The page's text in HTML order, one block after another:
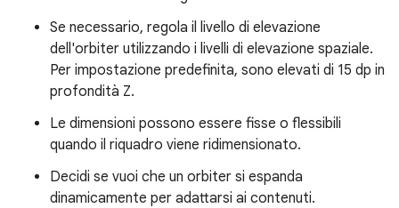
Se necessario, regola il livello di elevazione
dell'orbiter utilizzando i livelli di elevazione spaziale.
Per impostazione predefinita, sono elevati di 15 dp in
profondità Z.
Le dimensioni possono essere fisse o flessibili
quando il riquadro viene ridimensionato.
Decidi se vuoi che un orbiter si espanda
dinamicamente per adattarsi ai contenuti.